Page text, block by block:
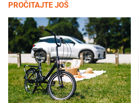
PROČITAJTE JOŠ